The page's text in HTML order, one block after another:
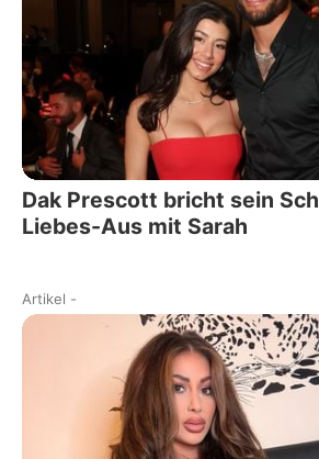
Dak Prescott bricht sein
Liebes-Aus mit Sarah
Artikel -